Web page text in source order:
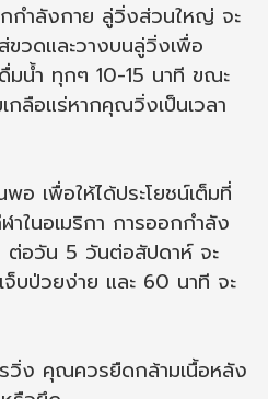
กำลังกาย ลู่วิ่งส่วนใหญ่ จะ
ขวดและวางบนลู่วิ่งเพื่อ
มน้ำ ทุกๆ 10-15 นาที ขณะ
ลือแร่หากคุณวิ่งเป็นเวลา
อ เพื่อให้ได้ประโยชน์เต็มที่
ในอเมริกา การออกกำลัง
ต่อวัน 5 วันต่อสัปดาห์ จะ
จ็บป่วยง่าย และ 60 นาที จะ
วิ่ง คุณควรยืดกล้ามเนื้อหลัง